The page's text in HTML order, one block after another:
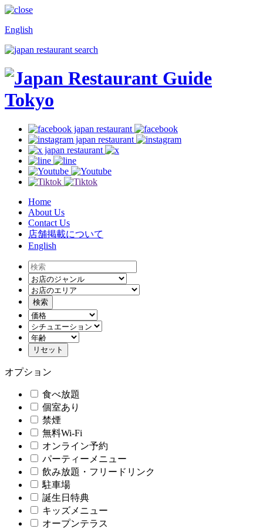
English
Home
About Us
Contact Us
店舗掲載について
English
オプション
食べ放題
個室あり
禁煙
無料Wi-Fi
オンライン予約
パーティーメニュー
飲み放題・フリードリンク
駐車場
誕生日特典
キッズメニュー
オープンテラス